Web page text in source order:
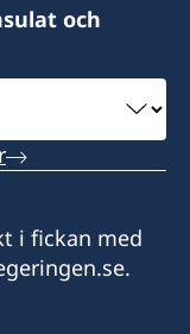
Konsulat
juli – 9
från och
och
i fickan med